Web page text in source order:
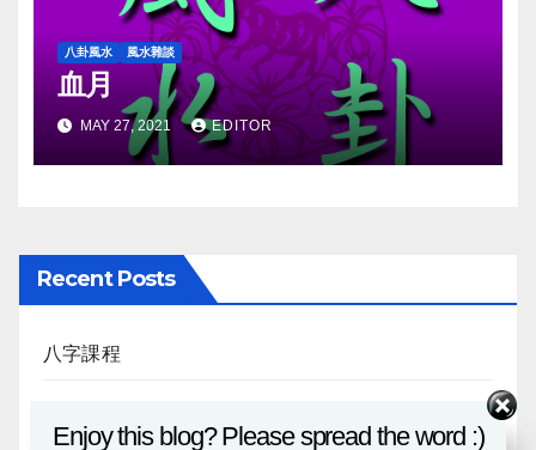
八卦風水 風水雜談
血月
MAY 27, 2021 EDITOR
Recent Posts
八字課程
Enjoy this blog? Please spread the word :)